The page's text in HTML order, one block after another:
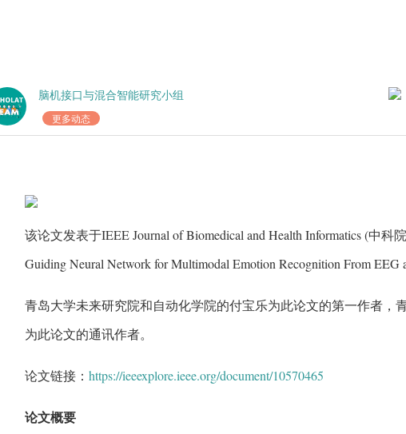
脑机接口与混合智能研究小组
更多动态
该论文发表于IEEE Journal of Biomedical and Health Informatics (中科
Guiding Neural Network for Multimodal Emotion Recognition From EEG
青岛大学未来研究院和自动化学院的付宝乐为此论文的第一作者，
为此论文的通讯作者。
论文链接： https://ieeexplore.ieee.org/document/10570465
论文概要